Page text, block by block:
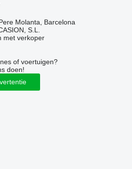
Molanta, Barcelona
S.L.
met verkoper
of voertuigen?
doen!